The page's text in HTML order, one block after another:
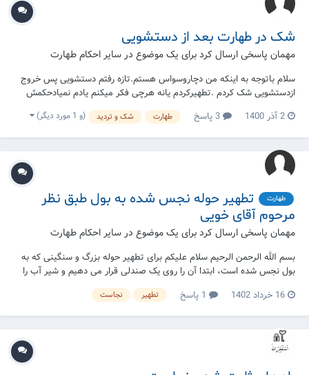
شک در طهارت بعد از دستشویی
مهمان پاسخی ارسال کرد برای یک موضوع در سایر احکام طهارت
سلام باتوجه به اینکه من دچاروسواس هستم.تازه رفتم دستشویی پس خروج
ازدستشویی شک کردم .تطهیرکردم یانه هرچی فکر میکنم یادم نمیادحکمش
2 آذر 1400 طهارت شک و تردید (و 1 مورد دیگر)
طهارت
تطهیر حوله نجس شده به بول طبق نظر
مرحوم آقای خویی
مهمان پاسخی ارسال کرد برای یک موضوع در سایر احکام طهارت
بسم الله الرحمن الرحیم سلام علیکم برای تطهیر حوله بزرگ و سنگینی که به
بول نجس شده است، ابتدا آن را روی یک صندلی قرار می دهیم و شیر آب را
بر روی آن باز می کنیم. پس از آنکه آب همه جای حوله را فرا گرفت، جریان آب
را قطع نموده و با فشار دست و پا، مقداری از غساله آن را خارج می کنیم.
آیا...
16 خرداد 1402 تطهیر نجاست